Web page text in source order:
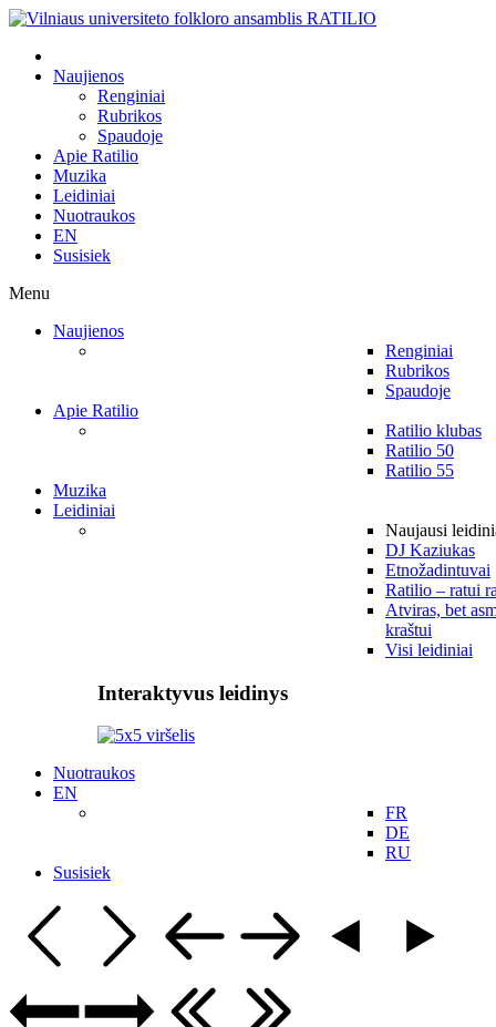
Naujienos
Renginiai
Rubrikos
Spaudoje
Apie Ratilio
Muzika
Leidiniai
Nuotraukos
EN
Susisiek
Menu
Naujienos
Renginiai
Rubrikos
Spaudoje
Apie Ratilio
Ratilio klubas
Ratilio 50
Ratilio 55
Muzika
Leidiniai
Naujausi
DJ Kaziukas
Etnožadintuvai
Ratilio – ratui
Atviras, bet
kraštui
Visi leidiniai
Interaktyvus leidinys
Nuotraukos
EN
FR
DE
RU
Susisiek